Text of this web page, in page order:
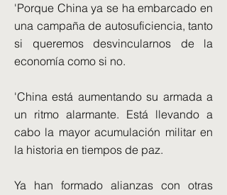
'Porque China ya se ha embarcado en
una campaña de autosuficiencia, tanto
si queremos desvincularnos de la
economía como si no.
'China está aumentando su armada a
un ritmo alarmante. Está llevando a
cabo la mayor acumulación militar en
la historia en tiempos de paz.
Ya han formado alianzas con otras